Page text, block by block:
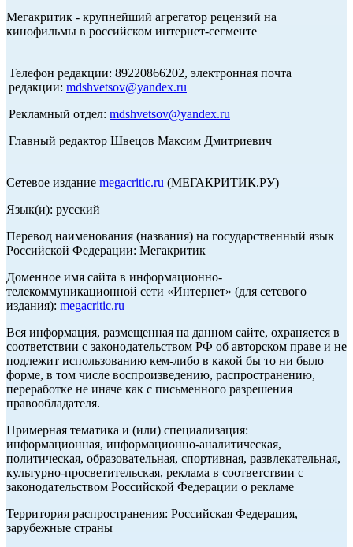
Мегакритик - крупнейший агрегатор рецензий на
кинофильмы в российском интернет-сегменте
Телефон редакции: 89220866202, электронная почта
редакции: mdshvetsov@yandex.ru
Рекламный отдел: mdshvetsov@yandex.ru
Главный редактор Швецов Максим Дмитриевич
Сетевое издание megacritic.ru (МЕГАКРИТИК.РУ)
Язык(и): русский
Перевод наименования (названия) на государственный язык
Российской Федерации: Мегакритик
Доменное имя сайта в информационно-
телекоммуникационной сети «Интернет» (для сетевого
издания): megacritic.ru
Вся информация, размещенная на данном сайте, охраняется в
соответствии с законодательством РФ об авторском праве и не
подлежит использованию кем-либо в какой бы то ни было
форме, в том числе воспроизведению, распространению,
переработке не иначе как с письменного разрешения
правообладателя.
Примерная тематика и (или) специализация:
информационная, информационно-аналитическая,
политическая, образовательная, спортивная, развлекательная,
культурно-просветительская, реклама в соответствии с
законодательством Российской Федерации о рекламе
Территория распространения: Российская Федерация,
зарубежные страны